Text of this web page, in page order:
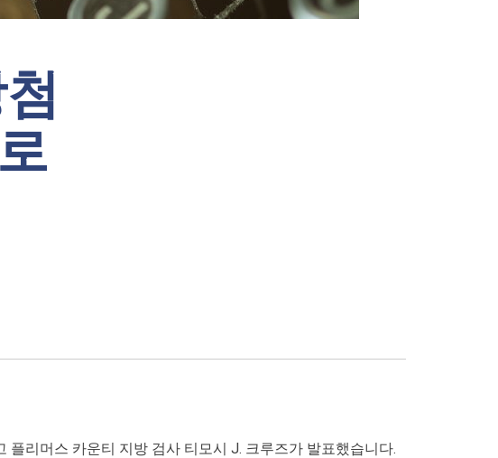
리머스 카운티 지방 검사 티모시 J. 크루즈가 발표했습니다.